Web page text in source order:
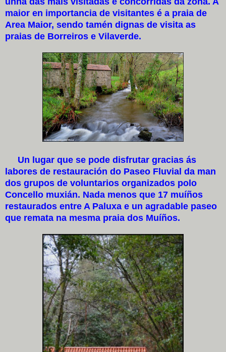
maior en importancia de visitantes é a praia de
Area Maior, sendo tamén dignas de visita as
praias de Borreiros e Vilaverde.
Un lugar que se pode disfrutar gracias ás
labores de restauración do Paseo Fluvial da man
dos grupos de voluntarios organizados polo
Concello muxián. Nada menos que 17 muíños
restaurados entre A Paluxa e un agradable paseo
que remata na mesma praia dos Muíños.